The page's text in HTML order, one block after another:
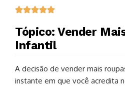
Tópico: Vender
Infantil
A decisão de vender mais
instante em que você acredita